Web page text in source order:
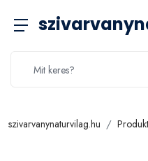
szivarvanynaturvilag.hu